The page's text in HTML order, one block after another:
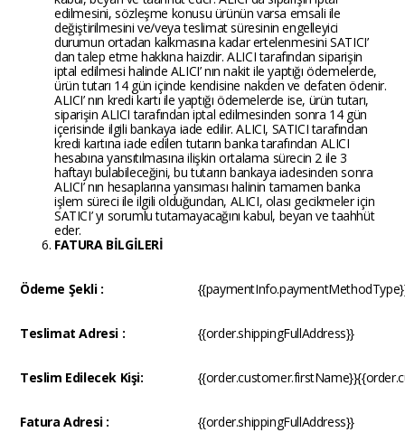
edilmesini, sözleşme konusu ürünün varsa emsali ile
değiştirilmesini ve/veya teslimat süresinin engelleyici
durumun ortadan kalkmasına kadar ertelenmesini SATICI’
dan talep etme hakkına haizdir. ALICI tarafından siparişin
iptal edilmesi halinde ALICI’ nın nakit ile yaptığı ödemelerde,
ürün tutarı 14 gün içinde kendisine nakden ve defaten ödenir.
ALICI’ nın kredi kartı ile yaptığı ödemelerde ise, ürün tutarı,
siparişin ALICI tarafından iptal edilmesinden sonra 14 gün
içerisinde ilgili bankaya iade edilir. ALICI, SATICI tarafından
kredi kartına iade edilen tutarın banka tarafından ALICI
hesabına yansıtılmasına ilişkin ortalama sürecin 2 ile 3
haftayı bulabileceğini, bu tutarın bankaya iadesinden sonra
ALICI’ nın hesaplarına yansıması halinin tamamen banka
işlem süreci ile ilgili olduğundan, ALICI, olası gecikmeler için
SATICI’ yı sorumlu tutamayacağını kabul, beyan ve taahhüt
eder.
FATURA BİLGİLERİ
Ödeme Şekli :
Teslimat Adresi : {{order.shippingFullAddress}}
Teslim Edilecek Kişi: {{order.customer.firstName}}
Fatura Adresi : {{order.shippingFullAddress}}